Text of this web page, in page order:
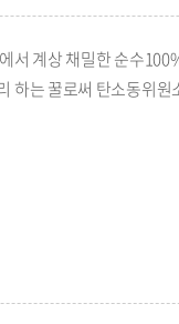
서 계상 채밀한 순수
하는 꿀로써 탄소동위